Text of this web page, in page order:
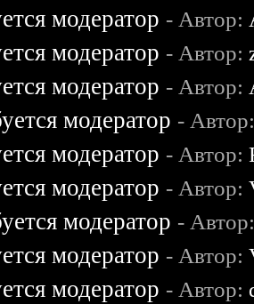
модератор - Автор:
модератор - Автор:
модератор - Автор:
модератор -
модератор - Автор:
модератор - Автор:
модератор -
модератор - Автор:
модератор - Автор: